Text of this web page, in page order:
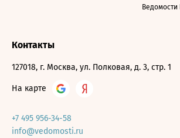
Ведомости
Контакты
127018, г. Москва, ул. Полковая, д. 3, стр. 1
На карте
+7 495 956-34-58
info@vedomosti.ru